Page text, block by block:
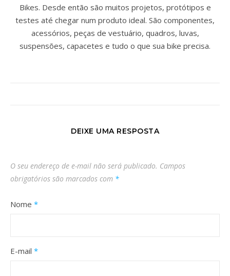
Bikes. Desde então são muitos projetos, protótipos e
testes até chegar num produto ideal. São componentes,
acessórios, peças de vestuário, quadros, luvas,
suspensões, capacetes e tudo o que sua bike precisa.
DEIXE UMA RESPOSTA
O seu endereço de e-mail não será publicado. Campos
obrigatórios são marcados com *
Nome *
E-mail *